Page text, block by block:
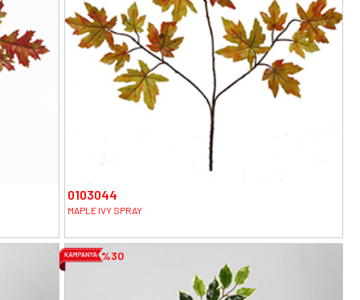
0103044
MAPLE IVY SPRAY
%30